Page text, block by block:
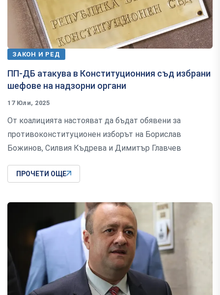
ЗАКОН И РЕД
ПП-ДБ атакува в Конституционния съд избрани
шефове на надзорни органи
17 Юли, 2025
От коалицията настояват да бъдат обявени за
противоконституционен изборът на Борислав
Божинов, Силвия Къдрева и Димитър Главчев
ПРОЧЕТИ ОЩЕ